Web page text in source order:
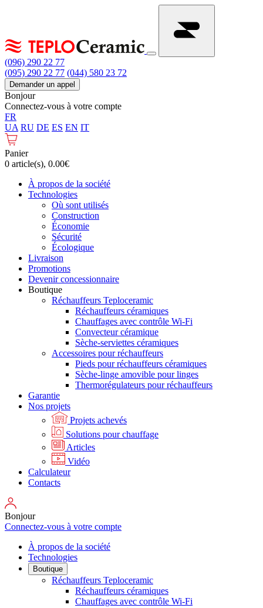
(096) 290 22 77
(095) 290 22 77 (044) 580 23 72
Demander un appel
Bonjour
Connectez-vous à votre compte
FR
UA RU DE ES EN IT
Panier
0 article(s), 0.00€
À propos de la société
Technologies
Où sont utilisés
Construction
Économie
Sécurité
Écologique
Livraison
Promotions
Devenir concessionnaire
Boutique
Réchauffeurs Teploceramic
Réchauffeurs céramiques
Chauffages avec contrôle Wi-Fi
Convecteur céramique
Sèche-serviettes céramiques
Accessoires pour réchauffeurs
Pieds pour réchauffeurs céramiques
Sèche-linge amovible pour linges
Thermorégulateurs pour réchauffeurs
Garantie
Nos projets
Projets achevés
Solutions pour chauffage
Articles
Vidéo
Calculateur
Contacts
Bonjour
Connectez-vous à votre compte
À propos de la société
Technologies
Boutique
Réchauffeurs Teploceramic
Réchauffeurs céramiques
Chauffages avec contrôle Wi-Fi